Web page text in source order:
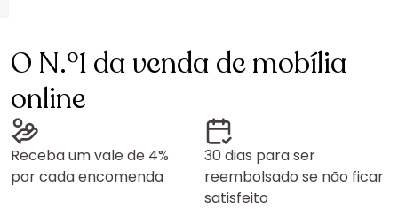
O N.º1 da venda de mobília
online
Receba um vale de 4%
por cada encomenda
30 dias para ser
reembolsado se não ficar
satisfeito